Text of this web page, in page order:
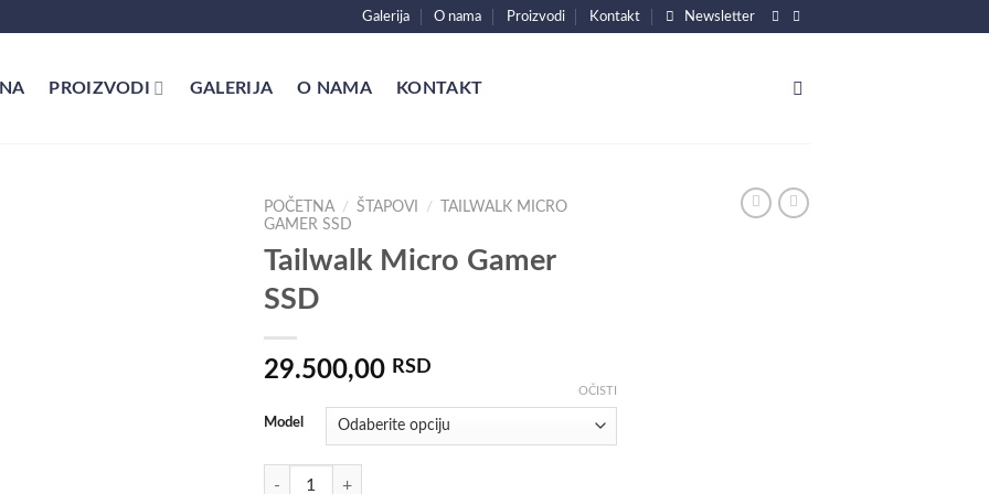
Galerija O nama Proizvodi Kontakt Newsletter
PROIZVODI GALERIJA O NAMA KONTAKT
POČETNA / ŠTAPOVI /
TAILWALK MICRO
GAMER SSD
Tailwalk Micro Gamer
SSD
29.500,00 RSD
Model
OČISTI
Tailwalk Micro Gamer SSD količina